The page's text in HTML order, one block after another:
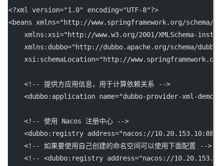
<?xml version="1.0" encoding="UTF-8"?>
<beans xmlns="http://www.springframework.org/schema/
xmlns:xsi="http://www.w3.org/2001/XMLSchema-
xmlns:dubbo="http://dubbo.apache.org/schema/dubbo"
xsi:schemaLocation="http://
<!-- 提供方应用信息，用于计算依赖关系 -->
    <
dubbo:application name="dubbo-provider-xml-demo"
<!-- 使用 Nacos 注册中心 -->
    <
dubbo:registry address="nacos://
<!-- 如果要使用自己创建的命名空间可以使用下面配置 -->
<!-- <dubbo:registry address="nacos://